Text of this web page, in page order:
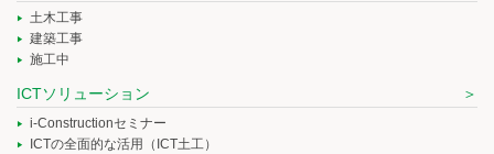
土木工事
建築工事
施工中
ICTソリューション
i-Constructionセミナー
ICTの全面的な活用（ICT土工）